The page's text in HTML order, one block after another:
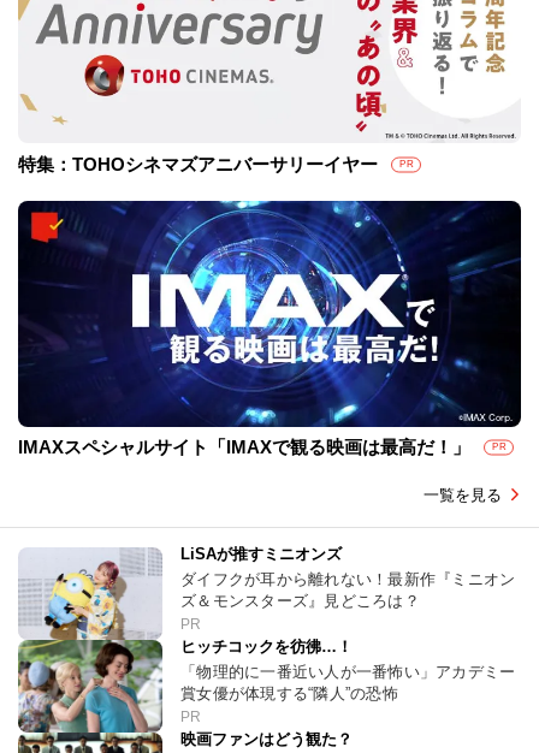
特集：TOHOシネマズアニバーサリーイヤー PR
IMAXスペシャルサイト「IMAXで観る映画は最高だ！」 PR
一覧を見る
LiSAが推すミニオンズ
ダイフクが耳から離れない！最新作『ミニオン
ズ＆モンスターズ』見どころは？
PR
ヒッチコックを彷彿…！
「物理的に一番近い人が一番怖い」アカデミー
賞女優が体現する“隣人”の恐怖
PR
映画ファンはどう観た？